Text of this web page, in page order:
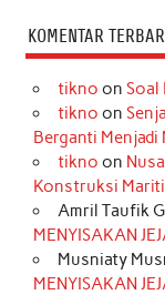
KOMENTAR
tikno on Soal
tikno on
Berganti Menjadi
tikno on
Konstruksi
Amril Taufik
MENYISAKAN
Musniaty
MENYISAKAN